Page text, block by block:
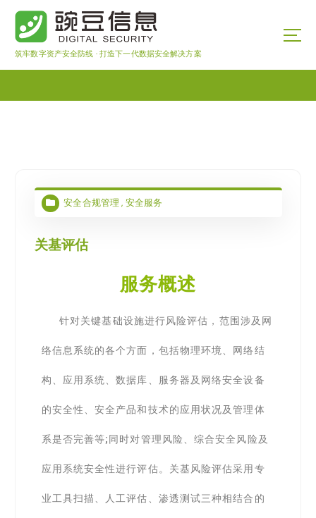
筑牢数字资产安全防线 · 打造下一代数据安全解决方案
安全合规管理, 安全服务
关基评估
服务概述
针对关键基础设施进行风险评估，范围涉及网
络信息系统的各个方面，包括物理环境、网络结
构、应用系统、数据库、服务器及网络安全设备
的安全性、安全产品和技术的应用状况及管理体
系是否完善等;同时对管理风险、综合安全风险及
应用系统安全性进行评估。关基风险评估采用专
业工具扫描、人工评估、渗透测试三种相结合的